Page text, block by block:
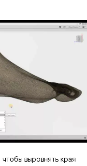
выровнять края